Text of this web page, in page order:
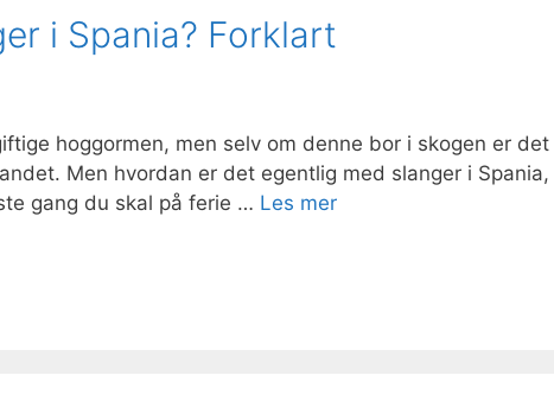
i Spania? Forklart
hoggormen, men selv om denne bor i skogen er det
Men hvordan er det egentlig med slanger i Spania,
gang du skal på ferie … Les mer